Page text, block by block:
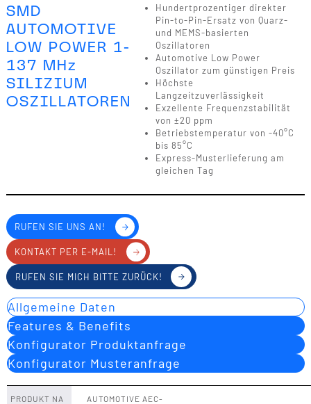
SMD
AUTOMOTIVE
LOW POWER 1-
137 MHz
SILIZIUM
OSZILLATOREN
Hundertprozentiger direkter
Pin-to-Pin-Ersatz von Quarz-
und MEMS-basierten
Oszillatoren
Automotive Low Power
Oszillator zum günstigen Preis
Höchste
Langzeitzuverlässigkeit
Exzellente Frequenzstabilität
von ±20 ppm
Betriebstemperatur von -40°C
bis 85°C
Express-Musterlieferung am
gleichen Tag
RUFEN SIE UNS AN!
KONTAKT PER E-MAIL!
RUFEN SIE MICH BITTE ZURÜCK!
Allgemeine Daten
Features & Benefits
Konfigurator Produktanfrage
Konfigurator Musteranfrage
PRODUKT NA
AUTOMOTIVE AEC-